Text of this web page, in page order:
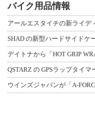
バイク用品情報
SHAD の新型ハードサイドケ
デイトナから「HOT GRIP
QSTARZ の GPSラップタイ
ウインズジャパンが「A-